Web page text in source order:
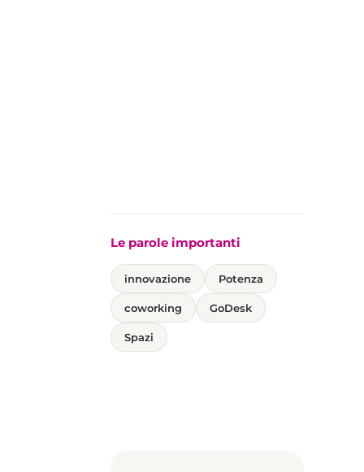
Le parole importanti
innovazione Potenza
coworking GoDesk
Spazi